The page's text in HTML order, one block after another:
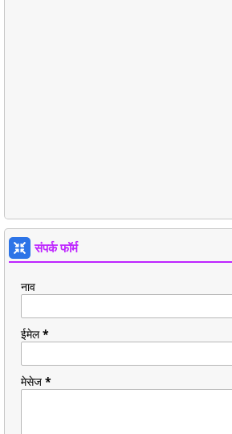
संपर्क फॉर्म
नाव
ईमेल*
मेसेज *